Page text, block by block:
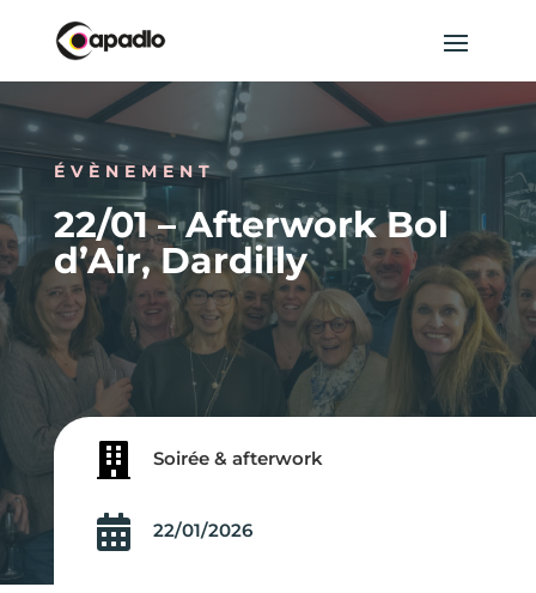
ÉVÈNEMENT
22/01 – Afterwork Bol
d’Air, Dardilly
 Soirée & afterwork
 22/01/2026